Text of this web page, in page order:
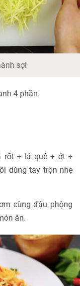
sợi
4 phần.
rốt + lá quế + ớt +
dùng tay trộn nhẹ
cùng đậu phộng
ăn.